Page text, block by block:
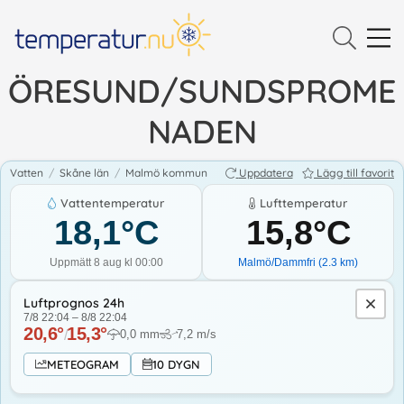
ÖRESUND/SUNDSPROME
NADEN
Vatten / Skåne län / Malmö kommun Uppdatera Lägg till favorit
Vattentemperatur
18,1°C
Uppmätt 8 aug kl 00:00
Lufttemperatur
15,8°C
Malmö/Dammfri (2.3 km)
Luftprognos 24h
7/8 22:04 – 8/8 22:04
20,6°/15,3° 0,0 mm ↓7,2 m/s
METEOGRAM 10 DYGN